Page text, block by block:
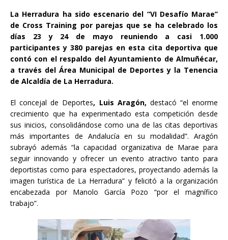
La Herradura ha sido escenario del “VI Desafío Marae’’
de Cross Training por parejas que se ha celebrado los
días 23 y 24 de mayo reuniendo a casi 1.000
participantes y 380 parejas en esta cita deportiva que
contó con el respaldo del Ayuntamiento de Almuñécar,
a través del Área Municipal de Deportes y la Tenencia
de Alcaldía de La Herradura.
El concejal de Deportes, Luis Aragón, destacó “el enorme
crecimiento que ha experimentado esta competición desde
sus inicios, consolidándose como una de las citas deportivas
más importantes de Andalucía en su modalidad”. Aragón
subrayó además “la capacidad organizativa de Marae para
seguir innovando y ofrecer un evento atractivo tanto para
deportistas como para espectadores, proyectando además la
imagen turística de La Herradura” y felicitó a la organización
encabezada por Manolo García Pozo “por el magnífico
trabajo”.